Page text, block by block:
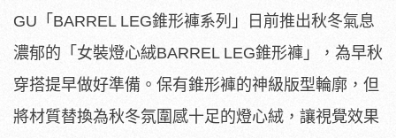
GU「BARREL LEG錐形褲系列」日前推出秋冬氣息
濃郁的「女裝燈心絨BARREL LEG錐形褲」，為早秋
穿搭提早做好準備。保有錐形褲的神級版型輪廓，但
將材質替換為秋冬氛圍感十足的燈心絨，讓視覺效果